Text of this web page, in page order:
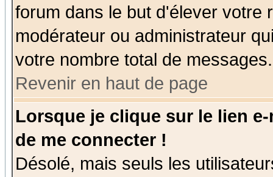
forum dans le but d'élever votre
modérateur ou administrateur
votre nombre total de messages.
Revenir en haut de page
Lorsque je clique sur le lien
de me connecter !
Désolé, mais seuls les